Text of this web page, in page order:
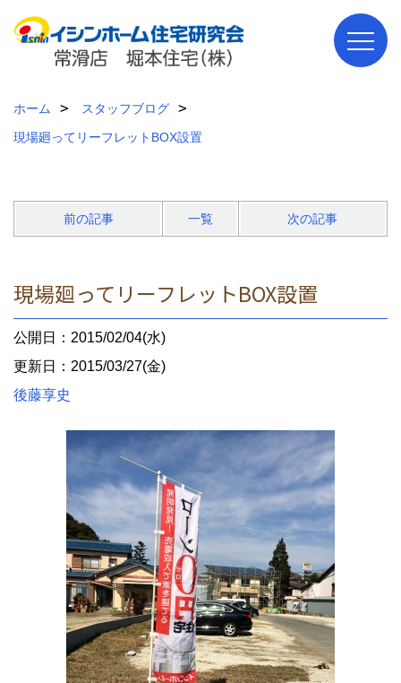
ホーム
スタッフブログ
現場廻ってリーフレットBOX設置
前の記事 一覧 次の記事
現場廻ってリーフレットBOX設置
公開日：2015/02/04(水)
更新日：2015/03/27(金)
後藤享史